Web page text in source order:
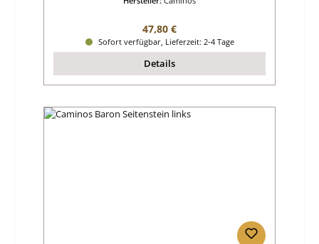
Regulärer Preis:
47,80 €
Sofort verfügbar, Lieferzeit: 2-4 Tage
Details